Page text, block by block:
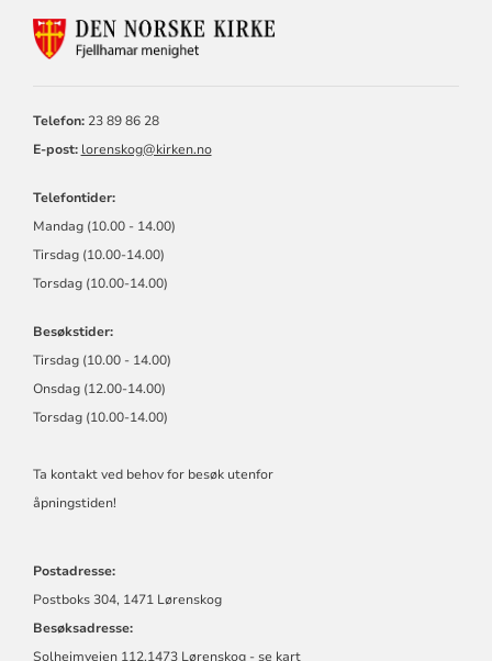
KONTAKTINFORMASJON
Telefon: 23 89 86 28
E-post: lorenskog@kirken.no
Telefontider:
Mandag (10.00 - 14.00)
Tirsdag (10.00-14.00)
Torsdag (10.00-14.00)
Besøkstider:
Tirsdag (10.00 - 14.00)
Onsdag (12.00-14.00)
Torsdag (10.00-14.00)
Ta kontakt ved behov for besøk utenfor
åpningstiden!
Postadresse:
Postboks 304, 1471 Lørenskog
Besøksadresse:
Solheimveien 112,1473 Lørenskog - se kart